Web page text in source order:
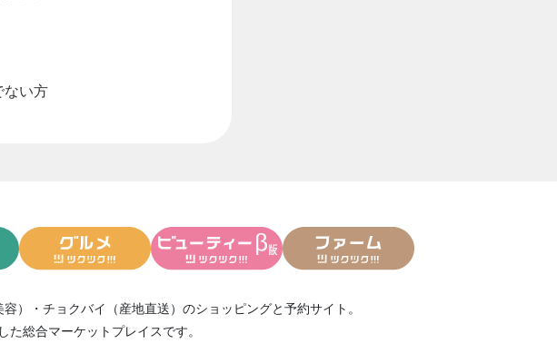
ない方
） ・ チョクバイ（産地直送） のショッピングと予約サイト。
た総合マーケットプレイスです。